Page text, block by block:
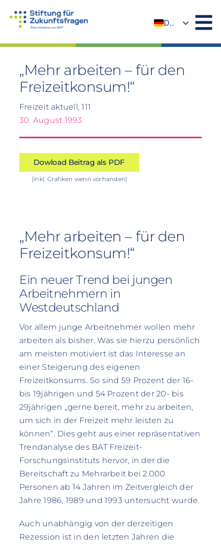
Inhalt
DE
„Mehr arbeiten – für den
Freizeitkonsum!“
Freizeit aktuell, 111
30. August 1993
Dowload Beitrag als PDF
(inkl. Grafiken wenn vorhanden)
„Mehr arbeiten – für den
Freizeitkonsum!“
Ein neuer Trend bei jungen
Arbeitnehmern in
Westdeutschland
Vor allem junge Arbeitnehmer wollen mehr
arbeiten als bisher. Was sie hierzu persönlich
am meisten motiviert ist das Interesse an
einer Steigerung des eigenen
Freizeitkonsums. So sind 59 Prozent der 16-
bis 19jährigen und 54 Prozent der 20- bis
29jährigen „gerne bereit, mehr zu arbeiten,
um sich in der Freizeit mehr leisten zu
können“. Dies geht aus einer repräsentativen
Trendanalyse des BAT Freizeit-
Forschungsinstituts hervor, in der die
Bereitschaft zu Mehrarbeit bei 2.000
Personen ab 14 Jahren im Zeitvergleich der
Jahre 1986, 1989 und 1993 untersucht wurde.
Auch unabhängig von der derzeitigen
Rezession ist in den letzten Jahren die